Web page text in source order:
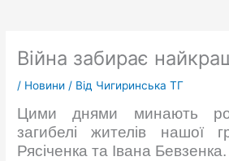
Війна забирає
/ Новини / Від Чигиринська ТГ
Цими днями минають
загибелі жителів нашої
Рясіченка та Івана Бевзенка.